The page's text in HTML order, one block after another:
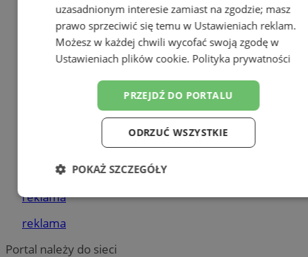
Dodaj firmę
Pozostałe firmy w kategorii
Orzeczenie sanitarno-
epidemiologiczne
Tworzenie stron www - Bytom
blisko...
reklama
reklama
Portal należy do sieci
uzasadnionym interesie zamiast na zgodzie; masz
prawo sprzeciwić się temu w Ustawieniach reklam.
Możesz w każdej chwili wycofać swoją zgodę w
Ustawieniach plików cookie. Polityka prywatności
PRZEJDŹ DO PORTALU
ODRZUĆ WSZYSTKIE
POKAŻ SZCZEGÓŁY
Niezbędne Wydajność Targetowanie
Funkcjonalność